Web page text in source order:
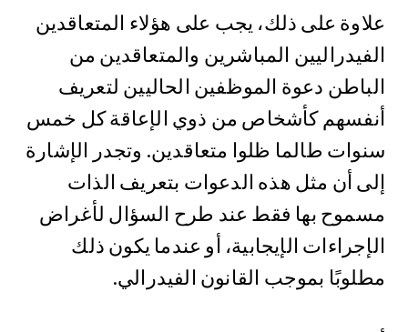
علاوة على ذلك، يجب على هؤلاء المتعاقدين
الفيدراليين المباشرين والمتعاقدين من
الباطن دعوة الموظفين الحاليين لتعريف
أنفسهم كأشخاص من ذوي الإعاقة كل خمس
سنوات طالما ظلوا متعاقدين. وتجدر الإشارة
إلى أن مثل هذه الدعوات بتعريف الذات
مسموح بها فقط عند طرح السؤال لأغراض
الإجراءات الإيجابية، أو عندما يكون ذلك
مطلوبًا بموجب القانون الفيدرالي.